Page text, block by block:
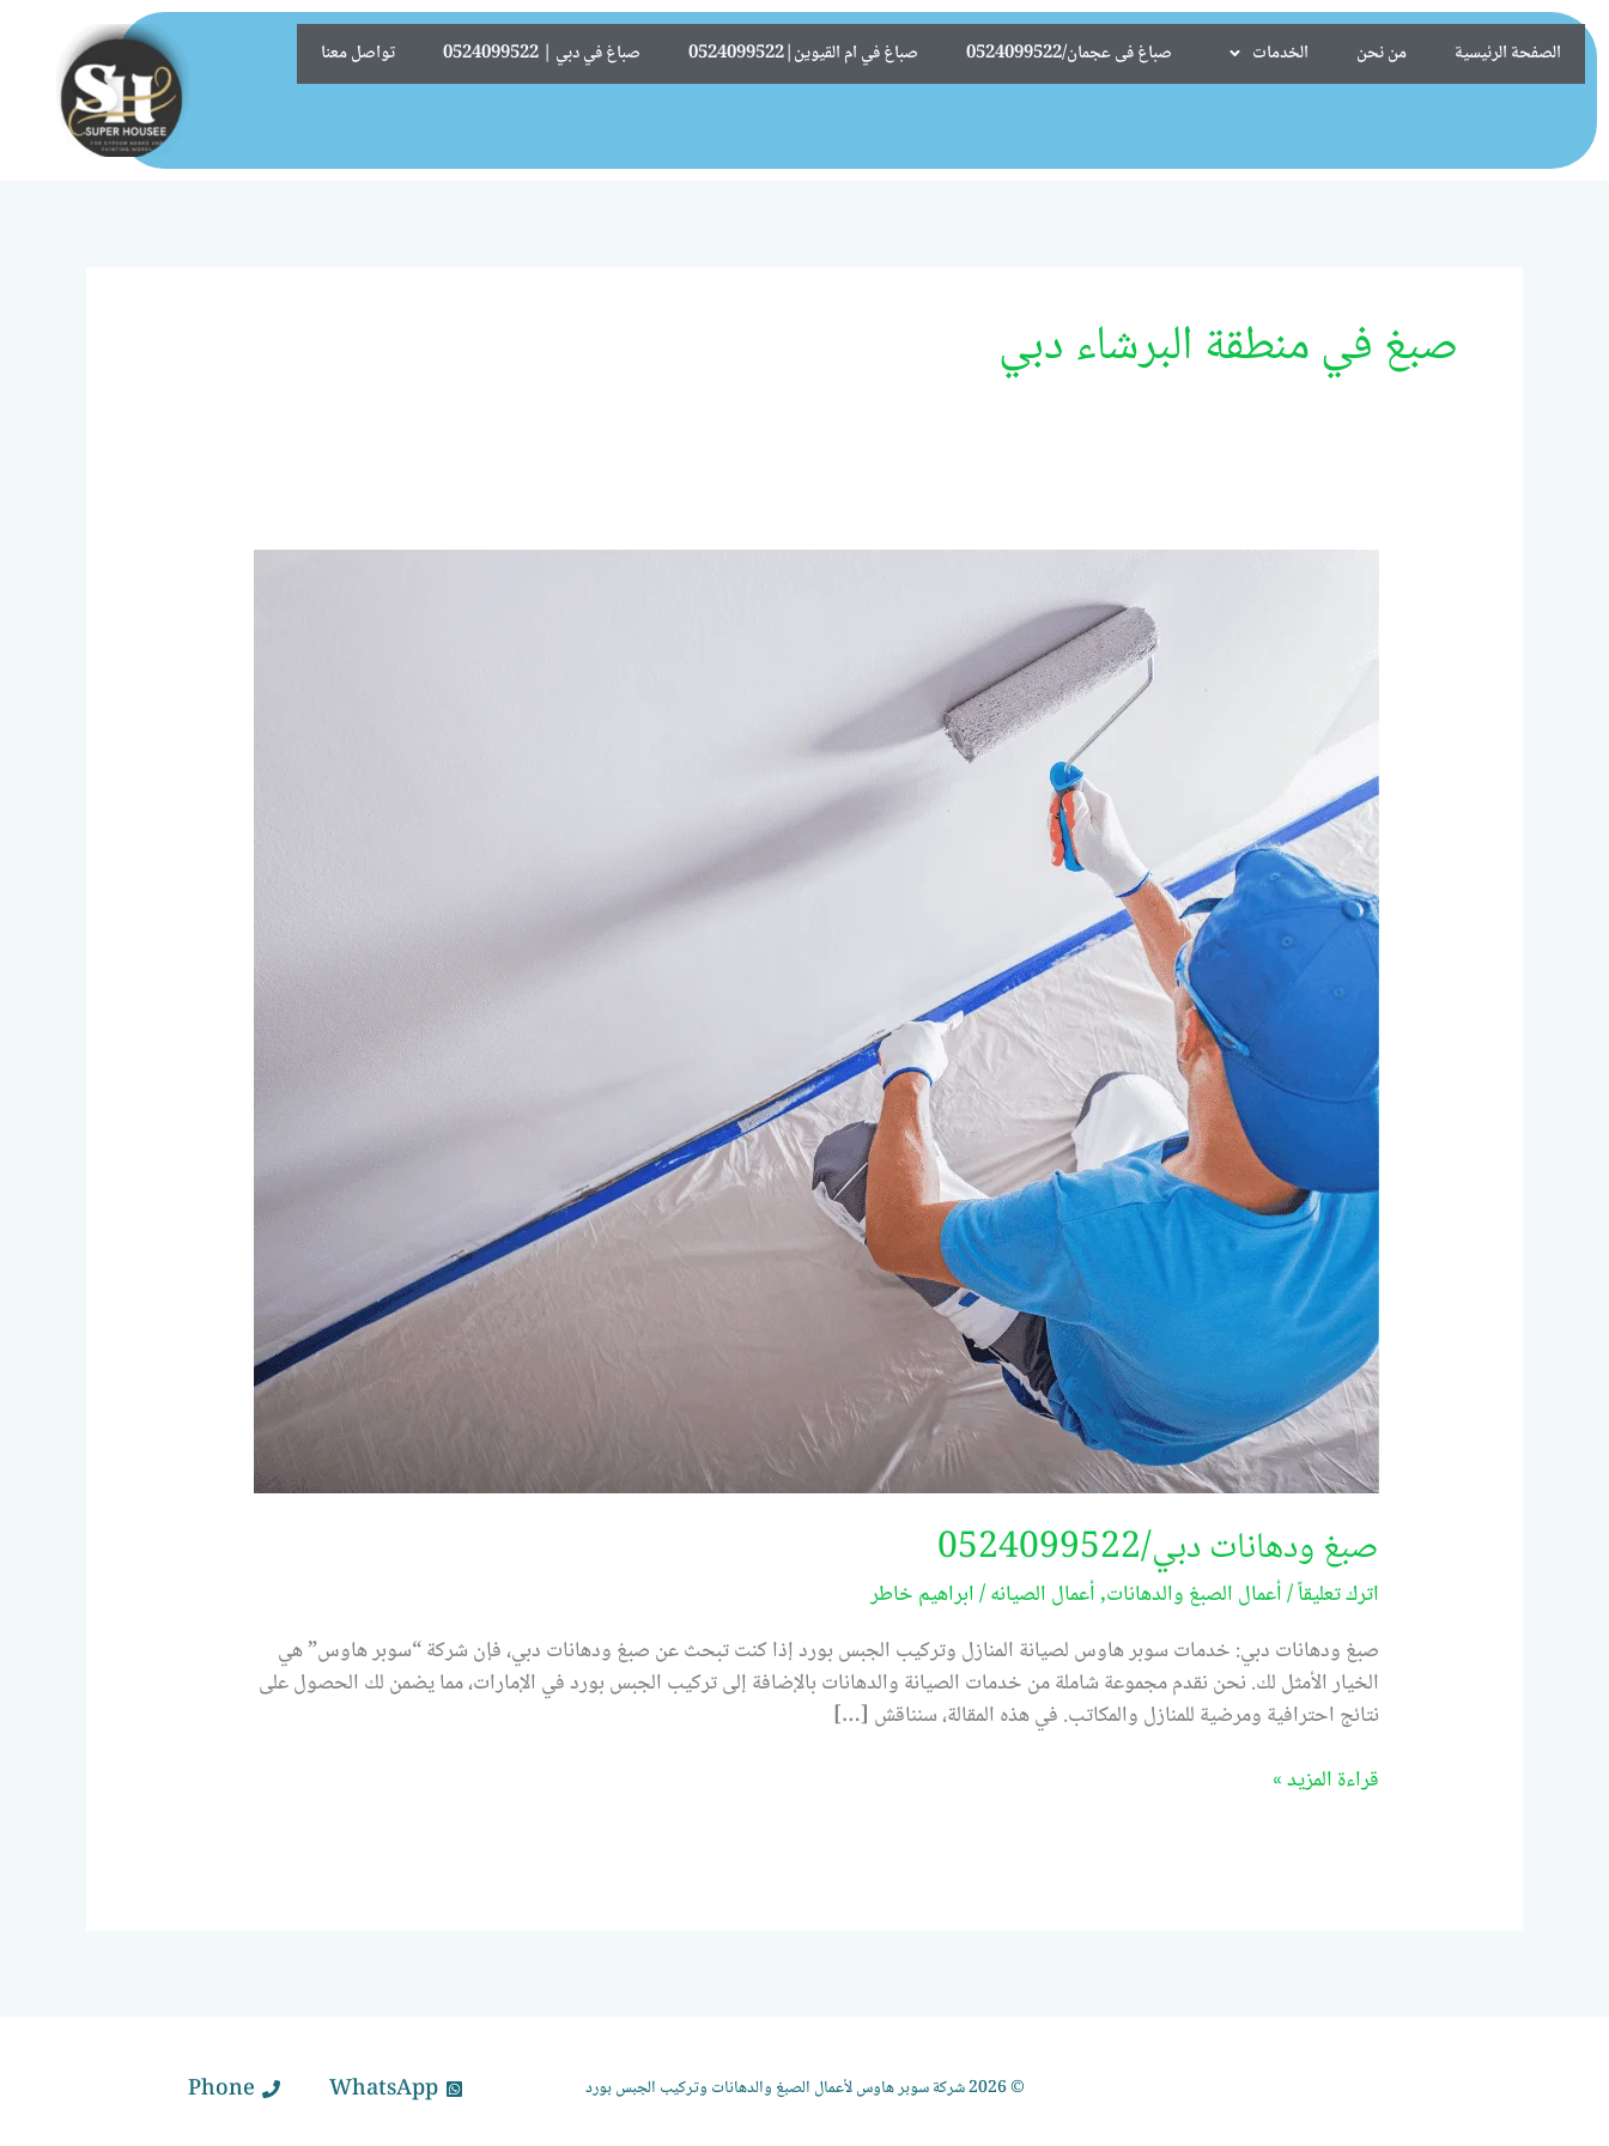
تخطي
إلى
المحتوى
الصفحة الرئيسية من نحن الخدمات صباغ فى عجمان/0524099522 صباغ في ام القيوين|0524099522 صباغ في دبي | 0524099522 تواصل معنا
صبغ في منطقة البرشاء دبي
صبغ ودهانات دبي/0524099522
اترك تعليقاً/أعمال الصبغ والدهانات,أعمال الصيانه/ابراهيم خاطر
صبغ ودهانات دبي: خدمات سوبر هاوس لصيانة المنازل وتركيب الجبس بورد إذا كنت تبحث عن صبغ ودهانات دبي، فإن شركة “سوبر هاوس” هي
الخيار الأمثل لك. نحن نقدم مجموعة شاملة من خدمات الصيانة والدهانات بالإضافة إلى تركيب الجبس بورد في الإمارات، مما يضمن لك الحصول على
نتائج احترافية ومرضية للمنازل والمكاتب. في هذه المقالة، سنناقش […]
قراءة المزيد »
© 2026 شركة سوبر هاوس لأعمال الصبغ والدهانات وتركيب الجبس بورد WhatsApp
Phone